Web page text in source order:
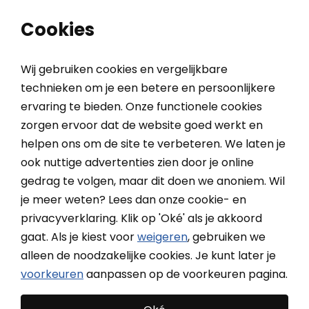
Home PowerView® Li-ion oplader USB-C
Luxaflex PowerView® Li-ion
oplader USB-C
Cookies
Wij gebruiken cookies en vergelijkbare
technieken om je een betere en persoonlijkere
ervaring te bieden. Onze functionele cookies
zorgen ervoor dat de website goed werkt en
helpen ons om de site te verbeteren. We laten je
ook nuttige advertenties zien door je online
gedrag te volgen, maar dit doen we anoniem. Wil
je meer weten? Lees dan onze cookie- en
privacyverklaring. Klik op 'Oké' als je akkoord
gaat. Als je kiest voorweigeren, gebruiken we
alleen de noodzakelijke cookies. Je kunt later je
voorkeurenaanpassen op de voorkeuren pagina.